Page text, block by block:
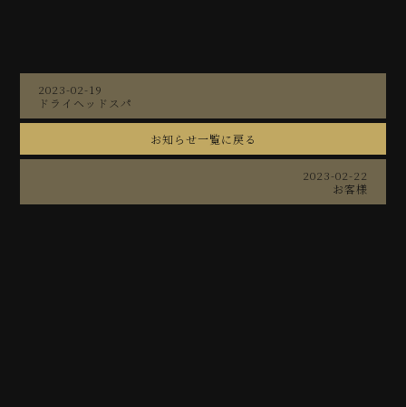
2023-02-19
ドライヘッドスパ
お知らせ一覧に戻る
2023-02-22
お客様